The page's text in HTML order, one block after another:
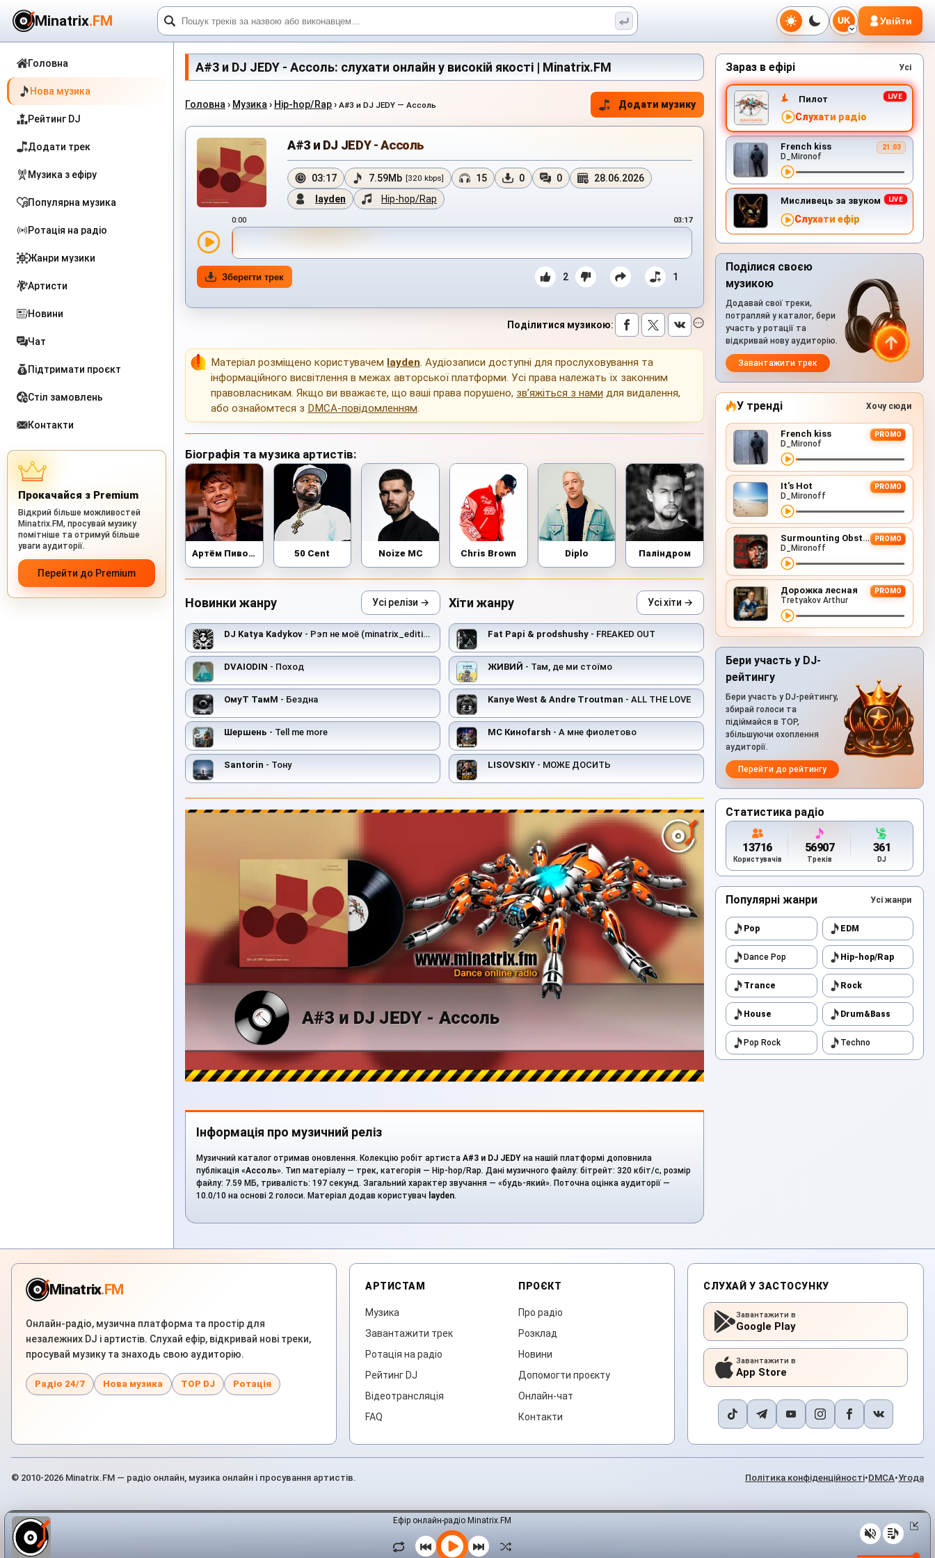
Minatrix.FM UK Увійти
Головна
Нова музика
Рейтинг DJ
Додати трек
Музика з ефіру
Популярна музика
Ротація на радіо
Жанри музики
Артисти
Новини
Чат
Підтримати проєкт
Стіл замовлень
Контакти
Прокачайся з Premium
Відкрий більше можливостей
Minatrix.FM, просувай музику
помітніше та отримуй більше
уваги аудиторії.
Перейти до Premium
A#3 и DJ JEDY - Ассоль: слухати онлайн у високій якості | Minatrix.FM
Головна › Музика › Hip-hop/Rap› A#3 и DJ JEDY — Ассоль Додати музику
A#3 и DJ JEDY - Ассоль
03:17 7.59Mb [320 kbps] 15 0 0
28.06.2026
layden
Hip-hop/Rap
0:00 03:17
Зберегти трек 2 1
Поділитися музикою:
Матеріал розміщено користувачем layden. Аудіозаписи доступні для прослуховування та
інформаційного висвітлення в межах авторської платформи. Усі права належать їх законним
правовласникам. Якщо ви вважаєте, що ваші права порушено, зв’яжіться з нами для видалення,
або ознайомтеся з DMCA-повідомленням.
Біографія та музика артистів:
Артём Пивоваров 50 Cent Noize MC Chris Brown Diplo Паліндром
Новинки жанру Усі релізи →
DJ Katya Kadykov - Рэп не моё (minatrix_edition)
DVAIODIN - Поход
ОмуТ ТамМ - Бездна
Шершень - Tell me more
Santorin - Toнy
Хіти жанру Усі хіти →
Fat Papi & prodshushy - FREAKED OUT
ЖИВИЙ - Там, де ми стоїмо
Kanye West & Andre Troutman - ALL THE LOVE
MC Киноfarsh - А мне фиолетово
LISOVSKIY - МОЖЕ ДОСИТЬ
Інформація про музичний реліз
Музичний каталог отримав оновлення. Колекцію робіт артиста A#3 и DJ JEDY на нашій платформі доповнила
публікація «Ассоль». Тип матеріалу — трек, категорія — Hip-hop/Rap. Дані музичного файлу: бітрейт: 320 кбіт/с, розмір
файлу: 7.59 МБ, тривалість: 197 секунд. Загальний характер звучання — «будь-який». Поточна оцінка аудиторії —
10.0/10 на основі 2 голоси. Матеріал додав користувач layden.
Зараз в ефірі Усі
Пилот
Слухати радіо
French kiss 21:03
D_Mironof
Мисливець за звуком
Слухати ефір
Поділися своєю
музикою
Додавай свої треки,
потрапляй у каталог, бери
участь у ротації та
відкривай нову аудиторію.
Завантажити трек
У тренді Хочу сюди
French kiss PROMO
D_Mironof
It's Hot PROMO
D_Mironoff
Surmounting Obstacles (D&B Remix) PROMO
D_Mironoff
Дорожка лесная PROMO
Tretyakov Arthur
Бери участь у DJ-
рейтингу
Бери участь у DJ-рейтингу,
збирай голоси та
підіймайся в TOP,
збільшуючи охоплення
аудиторії.
Перейти до рейтингу
Статистика радіо
13716
Користувачів
56907
Треків
361
DJ
Популярні жанри Усі жанри
Pop EDM
Dance Pop Hip-hop/Rap
Trance Rock
House Drum&Bass
Pop Rock Techno
Minatrix.FM
Онлайн-радіо, музична платформа та простір для
незалежних DJ і артистів. Слухай ефір, відкривай нові треки,
просувай музику та знаходь свою аудиторію.
Радіо 24/7 Нова музика TOP DJ Ротація
АРТИСТАМ
Музика
Завантажити трек
Ротація на радіо
Рейтинг DJ
Відеотрансляція
FAQ
ПРОЄКТ
Про радіо
Розклад
Новини
Допомогти проєкту
Онлайн-чат
Контакти
СЛУХАЙ У ЗАСТОСУНКУ
Завантажити в
Google Play
Завантажити в
App Store
© 2010-2026 Minatrix.FM — радіо онлайн, музика онлайн і просування артистів. Політика конфіденційності•DMCA•Угода
Ефір онлайн-радіо Minatrix.FM